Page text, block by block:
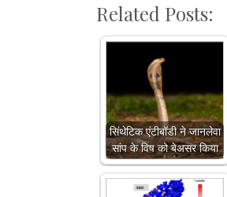
Related Posts:
सिंथेटिक एंटीबॉडी ने जानलेवा
सांप के विष को बेअसर किया